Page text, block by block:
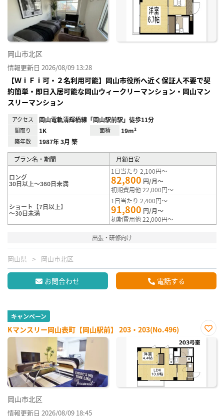
岡山市北区
情報更新日 2026/08/09 13:28
【ＷｉＦｉ可・２名利用可能】岡山市役所へ近く保証人不要で契
約簡単・即日入居可能な岡山ウィークリーマンション・岡山マン
スリーマンション
アクセス 岡山電軌清輝橋線「岡山駅前駅」徒歩11分
間取り 1K 面積 19m²
築年数 1987年 3月 築
プラン名・期間 月額目安
ロング
30日以上～360日未満
1日当たり 2,100円～
82,800 円/月～
初期費用他 22,000円～
ショート【7日以上】
～30日未満
1日当たり 2,400円～
91,800 円/月～
初期費用他 22,000円～
出張・研修向け
岡山県 岡山市北区
お問合わせ 電話する
キャンペーン
Kマンスリー岡山表町【岡山駅前】 203・203(No.496)
お気
岡山市北区
情報更新日 2026/08/09 18:45